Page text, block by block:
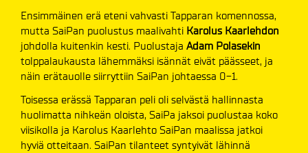
Ensimmäinen erä eteni vahvasti Tapparan komennossa,
mutta SaiPan puolustus maalivahti Karolus Kaarlehdon
johdolla kuitenkin kesti. Puolustaja Adam Polasekin
tolppalaukausta lähemmäksi isännät eivät päässeet, ja
näin erätauolle siirryttiin SaiPan johtaessa 0-1.
Toisessa erässä Tapparan peli oli selvästä hallinnasta
huolimatta nihkeän oloista, SaiPa jaksoi puolustaa koko
viisikolla ja Karolus Kaarlehto SaiPan maalissa jatkoi
hyviä otteitaan. SaiPan tilanteet syntyivät lähinnä